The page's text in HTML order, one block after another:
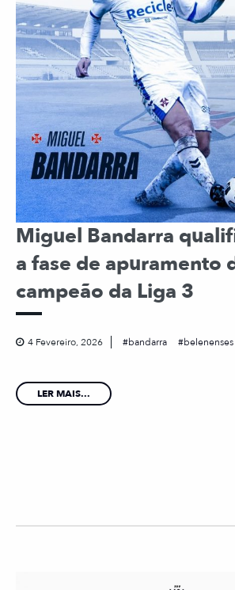
Miguel Bandarra
a fase de apuramento
campeão da Liga 3
4 Fevereiro, 2026 bandarra belenenses
LER MAIS...